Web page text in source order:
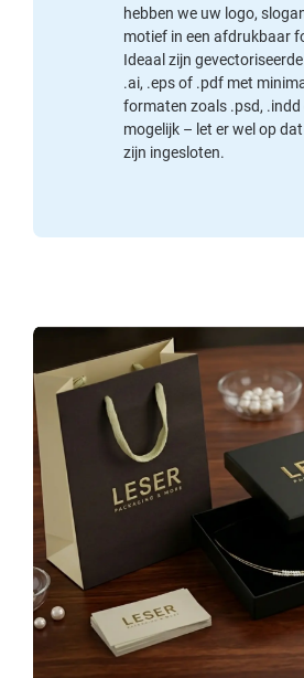
hebben we uw logo,
motief in een afdrukbaar
Ideaal zijn
.ai, .eps of .pdf met
formaten zoals .psd, .indd
mogelijk – let er wel op
zijn ingesloten.